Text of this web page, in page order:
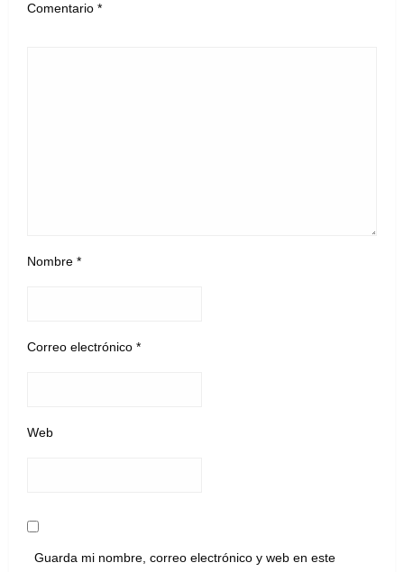
Comentario *
Nombre *
Correo electrónico *
Web
Guarda mi nombre, correo electrónico y web en este